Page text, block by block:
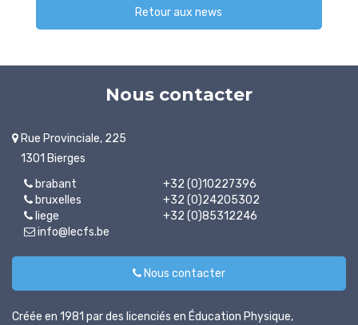
Retour aux news
Nous contacter
Rue Provinciale, 225
1301 Bierges
brabant
+32 (0)10227396
bruxelles
+32 (0)24205302
liege
+32 (0)85312246
info@lecfs.be
Nous contacter
Créée en 1981 par des licenciés en Éducation Physique,